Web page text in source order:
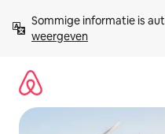
direct
naar
Sommige informatie is
weergeven